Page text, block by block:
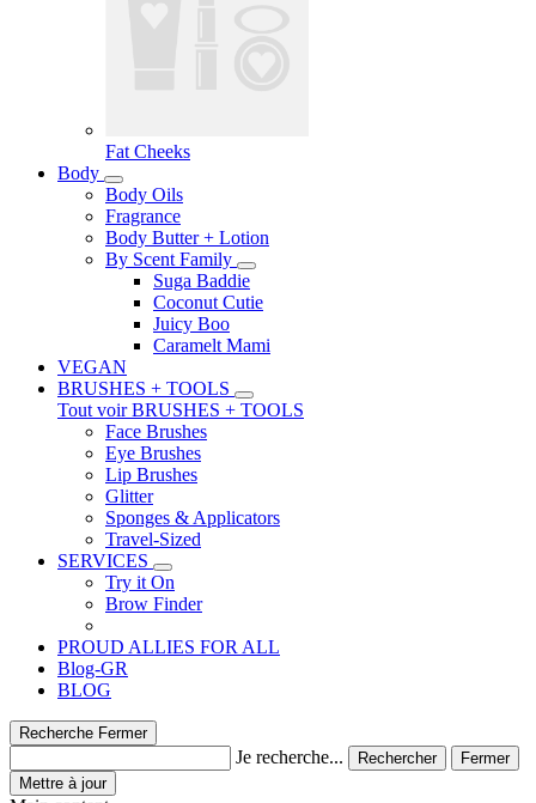
Fat Cheeks
Body
Body Oils
Fragrance
Body Butter + Lotion
By Scent Family
Suga Baddie
Coconut Cutie
Juicy Boo
Caramelt Mami
VEGAN
BRUSHES + TOOLS
Tout voir BRUSHES + TOOLS
Face Brushes
Eye Brushes
Lip Brushes
Glitter
Sponges & Applicators
Travel-Sized
SERVICES
Try it On
Brow Finder
PROUD ALLIES FOR ALL
Blog-GR
BLOG
Recherche Fermer
Je recherche... Rechercher
Fermer
Mettre à jour